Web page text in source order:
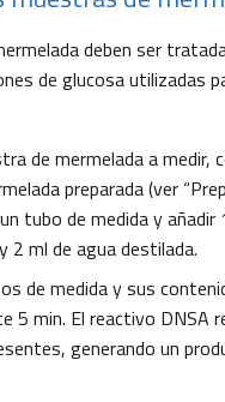
deben ser
de glucosa utilizadas
de mermelada a medir,
preparada (ver
tubo de medida y añadir
2 ml de agua destilada.
de medida y sus
5 min. El reactivo DNSA
generando un